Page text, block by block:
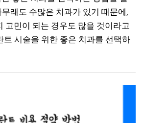
래도 수많은 치과가 있기 때문에,
고민이 되는 경우도 많을 것이라고
트 시술을 위한 좋은 치과를 선택하